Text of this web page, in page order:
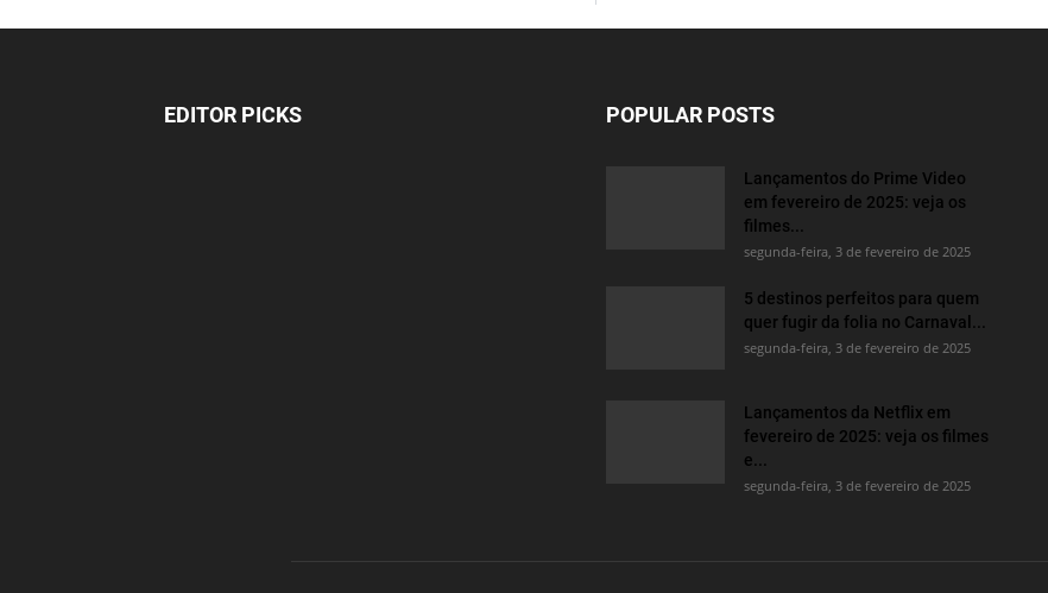
EDITOR PICKS POPULAR POSTS
Lançamentos do Prime Video
em fevereiro de 2025: veja os
filmes...
segunda-feira, 3 de fevereiro de 2025
5 destinos perfeitos para quem
quer fugir da folia no Carnaval...
segunda-feira, 3 de fevereiro de 2025
Lançamentos da Netflix em
fevereiro de 2025: veja os filmes
e...
segunda-feira, 3 de fevereiro de 2025